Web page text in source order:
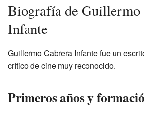
Biografía de Guillermo
Infante
Guillermo Cabrera Infante fue un
crítico de cine muy reconocido.
Primeros años y